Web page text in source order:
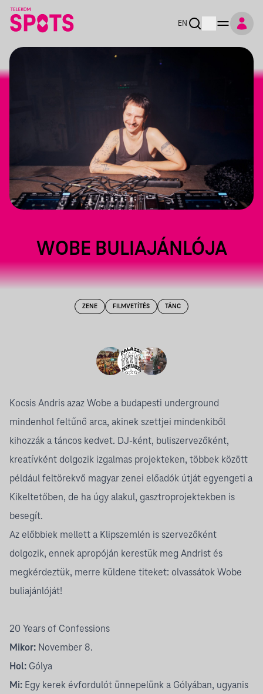
EN
WOBE BULIAJÁNLÓJA
ZENE FILMVETÍTÉS TÁNC
Kocsis Andris azaz Wobe a budapesti underground
mindenhol feltűnő arca, akinek szettjei mindenkiből
kihozzák a táncos kedvet. DJ-ként, buliszervezőként,
kreatívként dolgozik izgalmas projekteken, többek között
például feltörekvő magyar zenei előadók útját egyengeti a
Kikeltetőben, de ha úgy alakul, gasztroprojektekben is
besegít.
Az előbbiek mellett a Klipszemlén is szervezőként
dolgozik, ennek apropóján kerestük meg Andrist és
megkérdeztük, merre küldene titeket: olvassátok Wobe
buliajánlóját!
20 Years of Confessions
Mikor: November 8.
Hol: Gólya
Mi: Egy kerek évfordulót ünnepelünk a Gólyában, ugyanis